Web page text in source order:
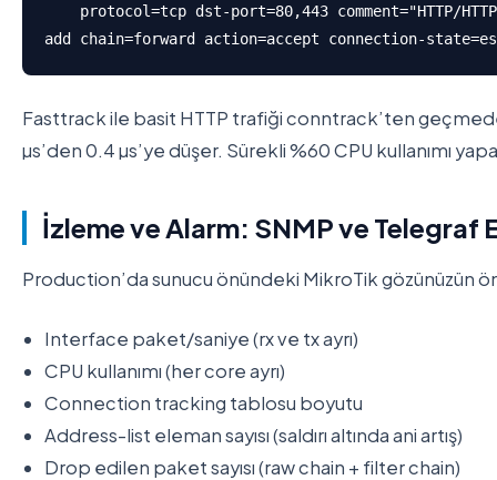
protocol=tcp dst-port=80,443 comment="HTTP/
add chain=forward action=accept connection-
Fasttrack ile basit HTTP trafiği conntrack’ten
µs’den 0.4 µs’ye düşer. Sürekli %60 CPU kullanımı
İzleme ve Alarm: SNMP ve Telegraf
Production’da sunucu önündeki MikroTik gözünüzün
Interface paket/saniye (rx ve tx ayrı)
CPU kullanımı (her core ayrı)
Connection tracking tablosu boyutu
Address-list eleman sayısı (saldırı altında ani artış)
Drop edilen paket sayısı (raw chain + filter chain)